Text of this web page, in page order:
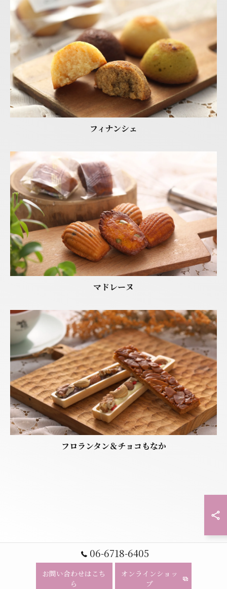
フィナンシェ
マドレーヌ
フロランタン＆チョコもなか
06-6718-6405
お問い合わせはこち
ら
オンラインショッ
プ